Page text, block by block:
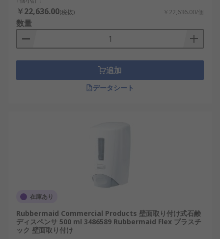
￥22,636.00(税抜) ￥22,636.00/個
数量
追加
データシート
在庫あり
Rubbermaid Commercial Products 壁面取り付け式石鹸
ディスペンサ 500 ml 3486589 Rubbermaid Flex プラスチ
ック 壁面取り付け